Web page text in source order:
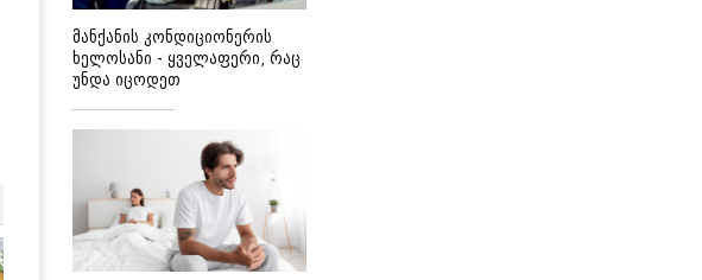
მანქანის კონდიციონერის
ხელოსანი - ყველაფერი, რაც
უნდა იცოდეთ